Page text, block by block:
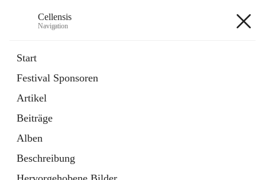
Cellensis
Navigation
Start
Festival Sponsoren
Artikel
Beiträge
Alben
Beschreibung
Festival Sponsoren